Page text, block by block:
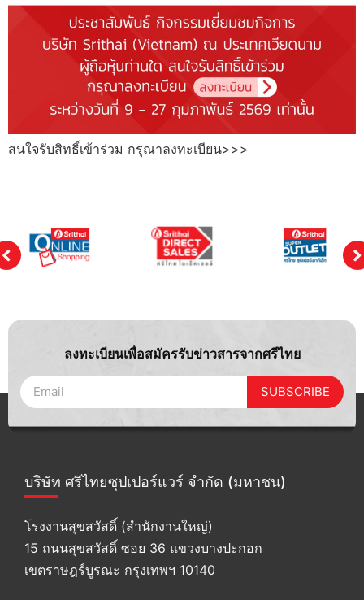
สนใจรับสิทธิ์เข้าร่วม กรุณาลงทะเบียน>>>
ลงทะเบียนเพื่อสมัครรับข่าวสารจากศรีไทย
SUBSCRIBE
บริษัท ศรีไทยซุปเปอร์แวร์ จำกัด (มหาชน)
โรงงานสุขสวัสดิ์ (สำนักงานใหญ่)
15 ถนนสุขสวัสดิ์ ซอย 36 แขวงบางปะกอก
เขตราษฎร์บูรณะ กรุงเทพฯ 10140